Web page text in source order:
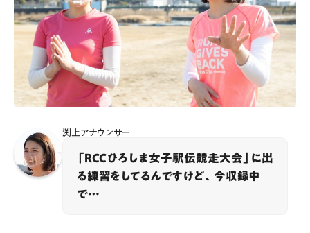
渕上アナウンサー
「RCCひろしま女子駅伝競走大会」に出
る練習をしてるんですけど、​今収録中
で…